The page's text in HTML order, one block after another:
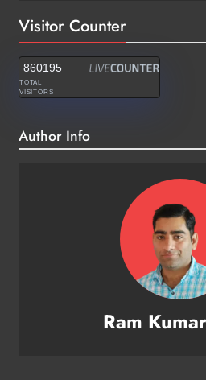
Visitor Counter
860195
TOTAL
VISITORS
Author Info
Ram